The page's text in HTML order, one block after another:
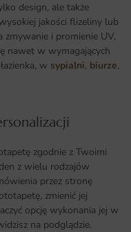
design, ale także
jakości flizeliny lub
i promienie UV,
nawet w wymagających
w sypialni, biurze,
zgodnie z Twoimi
z wielu rodzajów
przez stronę
zmienić jej
opcję wykonania jej w
na podglądzie.